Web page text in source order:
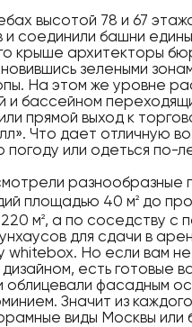
высотой 78 и 67
соединили башни
крыше архитекторы
зелеными
На этом же уровне
и бассейном
прямой выход к
Что дает отличную
погоду или одеться по-
разнообразные
площадью 40 м2 до
м2, а по соседству с
для сдачи в
whitebox. Но если вам
есть готовые
облицевали фасадным
Значит из
виды Москвы